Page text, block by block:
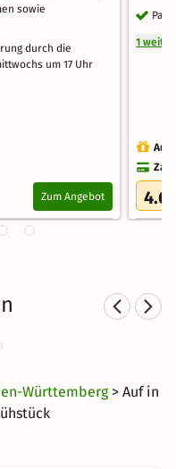
sowie
durch die
um 17 Uhr
Zum Angebot
1
4.6
Württemberg > Auf in